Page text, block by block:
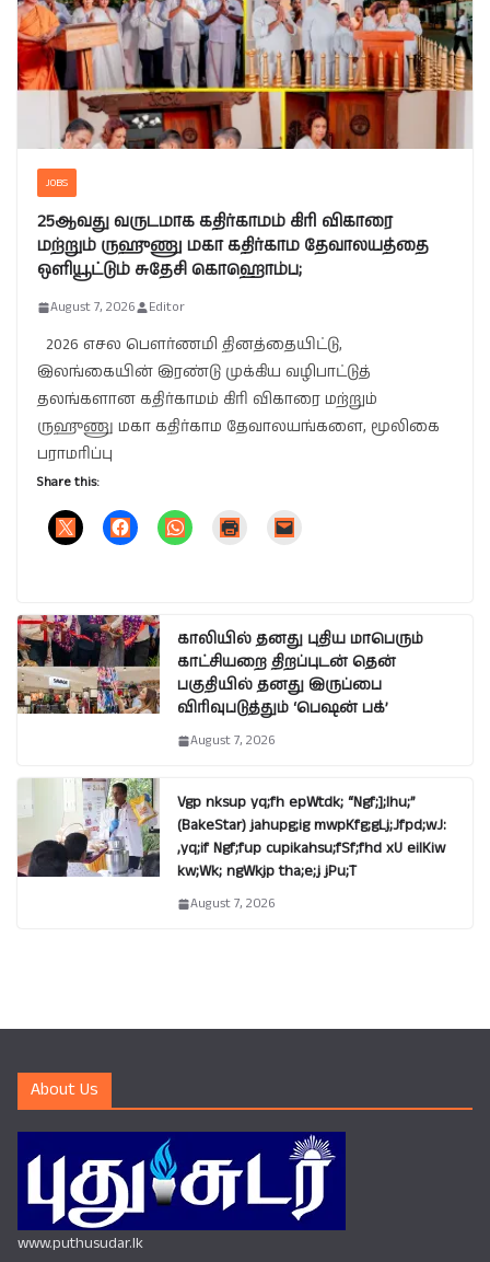
JOBS
25ஆவது வருடமாக கதிர்காமம் கிரி விகாரை
மற்றும் ருஹுணு மகா கதிர்காம தேவாலயத்தை
ஒளியூட்டும் சுதேசி கொஹொம்ப;
August 7, 2026 Editor
2026 எசல பௌர்ணமி தினத்தையிட்டு,
இலங்கையின் இரண்டு முக்கிய வழிபாட்டுத்
தலங்களான கதிர்காமம் கிரி விகாரை மற்றும்
ருஹுணு மகா கதிர்காம தேவாலயங்களை, மூலிகை
பராமரிப்பு
Share this:
காலியில் தனது புதிய மாபெரும்
காட்சியறை திறப்புடன் தென்
பகுதியில் தனது இருப்பை
விரிவுபடுத்தும் ‘பெஷன் பக்’
August 7, 2026
Vgp nksup yq;fh epWtdk; “Ngf;];lhu;”
(BakeStar) jahupg;ig mwpKfg;gLj;Jfpd;wJ:
,yq;if Ngf;fup cupikahsu;fSf;fhd xU eilKiw
kw;Wk; ngWkjp tha;e;j jPu;T
August 7, 2026
About Us
www.puthusudar.lk